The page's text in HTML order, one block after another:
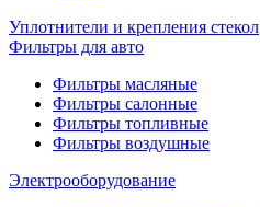
Уплотнители и крепления стекол
Фильтры для авто
Фильтры масляные
Фильтры салонные
Фильтры топливные
Фильтры воздушные
Электрооборудование